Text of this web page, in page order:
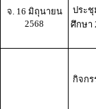
จ. 16 มิถุนายน
2568
ประชุ
ศึกษา
กิจกร